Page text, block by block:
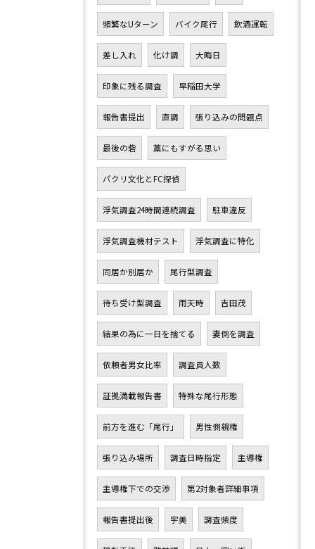
頻繁なUターン バイク尾行 飲酒運転
差し入れ 化け調 大晦日
印象に残る調査 早稲田大学
報告書提出 直調 張り込みの問題点
最後の砦 藁にもすがる思い
パクリ文化とFC探偵
浮気調査24時間連続調査 駐車違反
浮気調査機材テスト 浮気調査に特化
同居か別居か 尾行型調査
待ち受け型調査 雨天時 吉田茂
結果の為に一日を捨てる 妻側を調査
依頼者男女比率 調査員人数
証拠満載報告書 特殊な尾行形態
前方を進む「尾行」 男性側親権
張り込み場所 調査日時指定 主導権
主導権下での交渉 第2対象者詳細事項
報告書提出後 宇美 調査頻度